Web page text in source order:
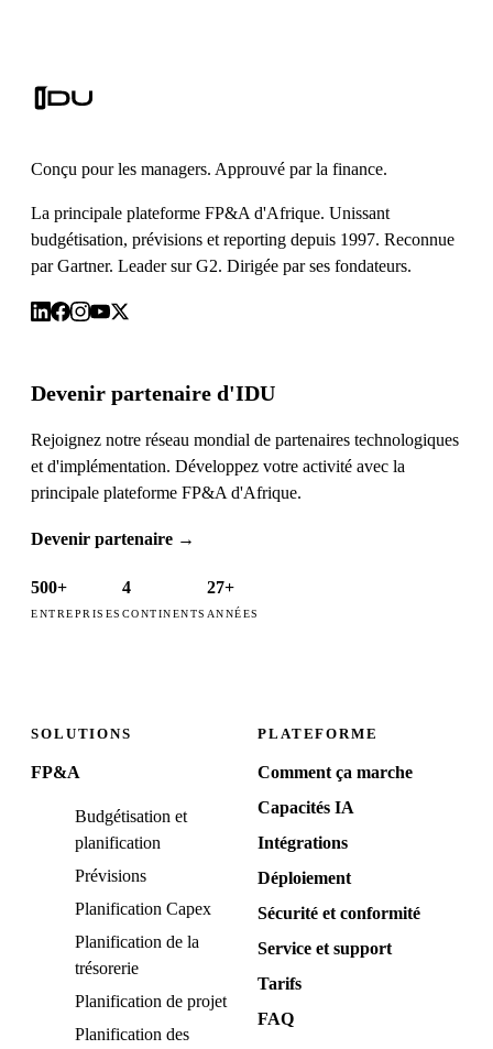
Conçu pour les managers. Approuvé par la finance.
La principale plateforme FP&A d'Afrique. Unissant
budgétisation, prévisions et reporting depuis 1997. Reconnue
par Gartner. Leader sur G2. Dirigée par ses fondateurs.
Devenir partenaire d'IDU
Rejoignez notre réseau mondial de partenaires technologiques
et d'implémentation. Développez votre activité avec la
principale plateforme FP&A d'Afrique.
Devenir partenaire →
500+
ENTREPRISES
4
CONTINENTS
27+
ANNÉES
SOLUTIONS
FP&A
Budgétisation et
planification
Prévisions
Planification Capex
Planification de la
trésorerie
Planification de projet
Planification des
PLATEFORME
Comment ça marche
Capacités IA
Intégrations
Déploiement
Sécurité et conformité
Service et support
Tarifs
FAQ